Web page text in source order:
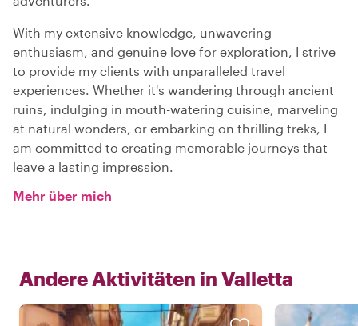
With my extensive knowledge, unwavering
enthusiasm, and genuine love for exploration, I strive
to provide my clients with unparalleled travel
experiences. Whether it's wandering through ancient
ruins, indulging in mouth-watering cuisine, marveling
at natural wonders, or embarking on thrilling treks, I
am committed to creating memorable journeys that
leave a lasting impression.
Mehr über mich
Andere Aktivitäten in Valletta